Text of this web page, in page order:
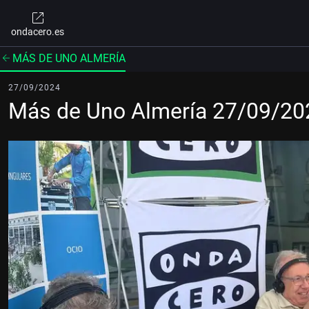
ondacero.es
MÁS DE UNO ALMERÍA
27/09/2024
Más de Uno Almería 27/09/